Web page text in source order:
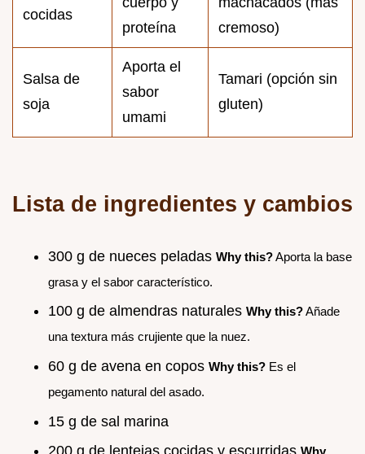
cocidas
proteína
cremoso)
Salsa de
soja
Aporta el
sabor
umami
Tamari (opción sin
gluten)
Lista de ingredientes y cambios
300 g de nueces peladas Why this?Aporta la base
grasa y el sabor característico.
100 g de almendras naturales Why this?Añade
una textura más crujiente que la nuez.
60 g de avena en copos Why this? Es el
pegamento natural del asado.
15 g de sal marina